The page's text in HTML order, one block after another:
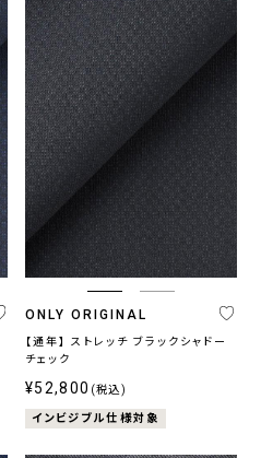
ONLY ORIGINAL
【通年】 ストレッチ ブラックシャドー
チェック
¥52,800 (税込)
インビジブル仕様対象